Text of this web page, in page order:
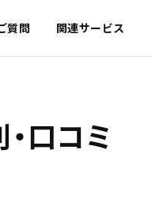
質問 関連サービス
口コミ